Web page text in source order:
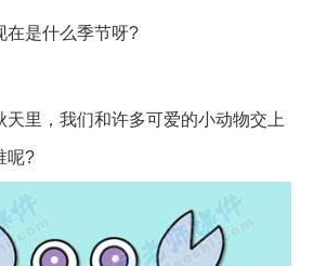
是什么季节呀?
里，我们和许多可爱的小动物交上
呢?